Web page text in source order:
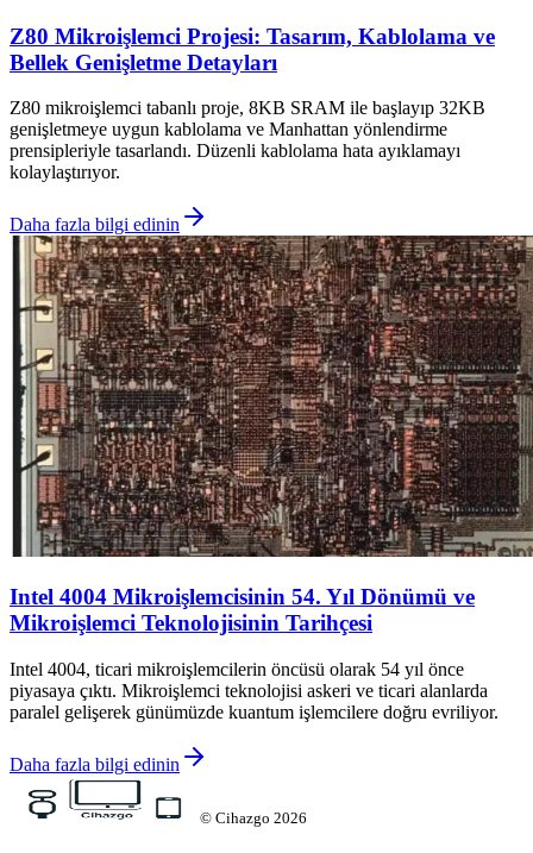
Z80 Mikroişlemci Projesi: Tasarım, Kablolama ve
Bellek Genişletme Detayları
Z80 mikroişlemci tabanlı proje, 8KB SRAM ile başlayıp 32KB
genişletmeye uygun kablolama ve Manhattan yönlendirme
prensipleriyle tasarlandı. Düzenli kablolama hata ayıklamayı
kolaylaştırıyor.
Daha fazla bilgi edinin
Intel 4004 Mikroişlemcisinin 54. Yıl Dönümü ve
Mikroişlemci Teknolojisinin Tarihçesi
Intel 4004, ticari mikroişlemcilerin öncüsü olarak 54 yıl önce
piyasaya çıktı. Mikroişlemci teknolojisi askeri ve ticari alanlarda
paralel gelişerek günümüzde kuantum işlemcilere doğru evriliyor.
Daha fazla bilgi edinin
© Cihazgo 2026